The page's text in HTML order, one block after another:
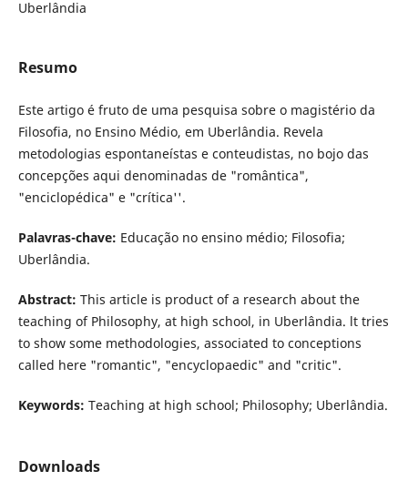
Uberlândia
Resumo
Este artigo é fruto de uma pesquisa sobre o magistério da
Filosofia, no Ensino Médio, em Uberlândia. Revela
metodologias espontaneístas e conteudistas, no bojo das
concepções aqui denominadas de "romântica",
"enciclopédica" e "crítica''.
Palavras-chave: Educação no ensino médio; Filosofia;
Uberlândia.
Abstract: This article is product of a research about the
teaching of Philosophy, at high school, in Uberlândia. lt tries
to show some methodologies, associated to conceptions
called here "romantic", "encyclopaedic" and "critic".
Keywords: Teaching at high school; Philosophy; Uberlândia.
Downloads